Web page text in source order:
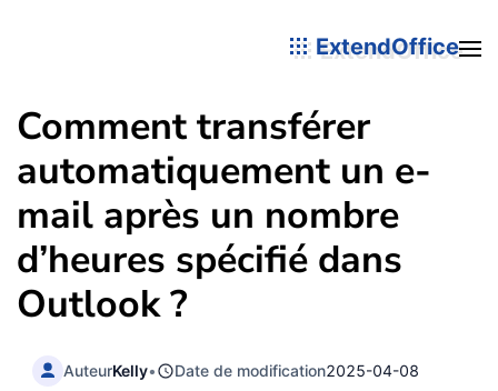
ExtendOffice
Comment transférer
automatiquement un e-
mail après un nombre
d’heures spécifié dans
Outlook ?
AuteurKelly• Date de modification2025-04-08